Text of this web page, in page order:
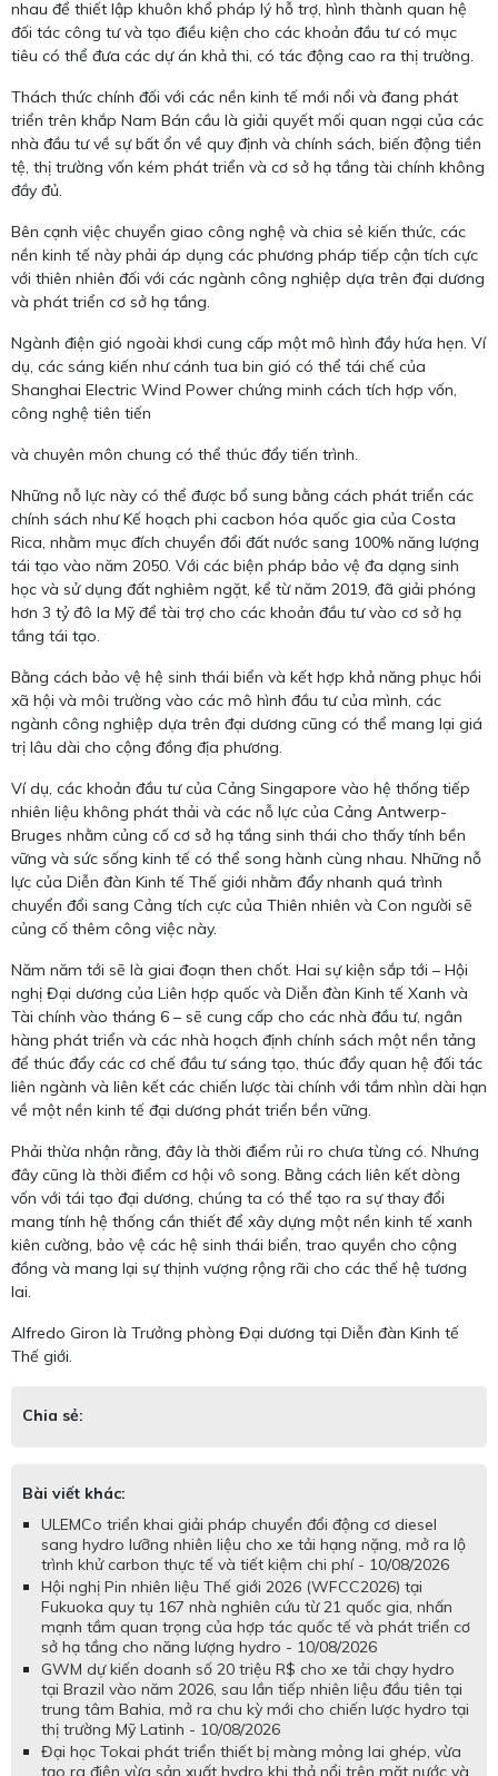
nhau để thiết lập khuôn khổ pháp lý hỗ trợ, hình thành quan hệ
đối tác công tư và tạo điều kiện cho các khoản đầu tư có mục
tiêu có thể đưa các dự án khả thi, có tác động cao ra thị trường.
Thách thức chính đối với các nền kinh tế mới nổi và đang phát
triển trên khắp Nam Bán cầu là giải quyết mối quan ngại của các
nhà đầu tư về sự bất ổn về quy định và chính sách, biến động tiền
tệ, thị trường vốn kém phát triển và cơ sở hạ tầng tài chính không
đầy đủ.
Bên cạnh việc chuyển giao công nghệ và chia sẻ kiến ​​thức, các
nền kinh tế này phải áp dụng các phương pháp tiếp cận tích cực
với thiên nhiên đối với các ngành công nghiệp dựa trên đại dương
và phát triển cơ sở hạ tầng.
Ngành điện gió ngoài khơi cung cấp một mô hình đầy hứa hẹn. Ví
dụ, các sáng kiến ​​như cánh tua bin gió có thể tái chế của
Shanghai Electric Wind Power chứng minh cách tích hợp vốn,
công nghệ tiên tiến
và chuyên môn chung có thể thúc đẩy tiến trình.
Những nỗ lực này có thể được bổ sung bằng cách phát triển các
chính sách như Kế hoạch phi cacbon hóa quốc gia của Costa
Rica, nhằm mục đích chuyển đổi đất nước sang 100% năng lượng
tái tạo vào năm 2050. Với các biện pháp bảo vệ đa dạng sinh
học và sử dụng đất nghiêm ngặt, kể từ năm 2019, đã giải phóng
hơn 3 tỷ đô la Mỹ để tài trợ cho các khoản đầu tư vào cơ sở hạ
tầng tái tạo.
Bằng cách bảo vệ hệ sinh thái biển và kết hợp khả năng phục hồi
xã hội và môi trường vào các mô hình đầu tư của mình, các
ngành công nghiệp dựa trên đại dương cũng có thể mang lại giá
trị lâu dài cho cộng đồng địa phương.
Ví dụ, các khoản đầu tư của Cảng Singapore vào hệ thống tiếp
nhiên liệu không phát thải và các nỗ lực của Cảng Antwerp-
Bruges nhằm củng cố cơ sở hạ tầng sinh thái cho thấy tính bền
vững và sức sống kinh tế có thể song hành cùng nhau. Những nỗ
lực của Diễn đàn Kinh tế Thế giới nhằm đẩy nhanh quá trình
chuyển đổi sang Cảng tích cực của Thiên nhiên và Con người sẽ
củng cố thêm công việc này.
Năm năm tới sẽ là giai đoạn then chốt. Hai sự kiện sắp tới – Hội
nghị Đại dương của Liên hợp quốc và Diễn đàn Kinh tế Xanh và
Tài chính vào tháng 6 – sẽ cung cấp cho các nhà đầu tư, ngân
hàng phát triển và các nhà hoạch định chính sách một nền tảng
để thúc đẩy các cơ chế đầu tư sáng tạo, thúc đẩy quan hệ đối tác
liên ngành và liên kết các chiến lược tài chính với tầm nhìn dài hạn
về một nền kinh tế đại dương phát triển bền vững.
Phải thừa nhận rằng, đây là thời điểm rủi ro chưa từng có. Nhưng
đây cũng là thời điểm cơ hội vô song. Bằng cách liên kết dòng
vốn với tái tạo đại dương, chúng ta có thể tạo ra sự thay đổi
mang tính hệ thống cần thiết để xây dựng một nền kinh tế xanh
kiên cường, bảo vệ các hệ sinh thái biển, trao quyền cho cộng
đồng và mang lại sự thịnh vượng rộng rãi cho các thế hệ tương
lai.
Alfredo Giron là Trưởng phòng Đại dương tại Diễn đàn Kinh tế
Thế giới.
Chia sẻ:
Bài viết khác:
ULEMCo triển khai giải pháp chuyển đổi động cơ diesel
sang hydro lưỡng nhiên liệu cho xe tải hạng nặng, mở ra lộ
trình khử carbon thực tế và tiết kiệm chi phí - 10/08/2026
Hội nghị Pin nhiên liệu Thế giới 2026 (WFCC2026) tại
Fukuoka quy tụ 167 nhà nghiên cứu từ 21 quốc gia, nhấn
mạnh tầm quan trọng của hợp tác quốc tế và phát triển cơ
sở hạ tầng cho năng lượng hydro - 10/08/2026
GWM dự kiến doanh số 20 triệu R$ cho xe tải chạy hydro
tại Brazil vào năm 2026, sau lần tiếp nhiên liệu đầu tiên tại
trung tâm Bahia, mở ra chu kỳ mới cho chiến lược hydro tại
thị trường Mỹ Latinh - 10/08/2026
Đại học Tokai phát triển thiết bị màng mỏng lai ghép, vừa
tạo ra điện vừa sản xuất hydro khi thả nổi trên mặt nước và